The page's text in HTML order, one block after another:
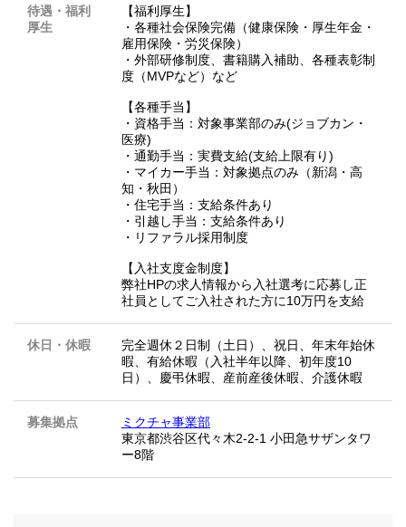
待遇・福利
厚生
【福利厚生】
・各種社会保険完備（健康保険・厚生年金・
雇用保険・労災保険）
・外部研修制度、書籍購入補助、各種表彰制
度（MVPなど）など
【各種手当】
・資格手当：対象事業部のみ(ジョブカン・
医療)
・通勤手当：実費支給(支給上限有り)
・マイカー手当：対象拠点のみ（新潟・高
知・秋田）
・住宅手当：支給条件あり
・引越し手当：支給条件あり
・リファラル採用制度
【入社支度金制度】
弊社HPの求人情報から入社選考に応募し正
社員としてご入社された方に10万円を支給
休日・休暇
完全週休２日制（土日）、祝日、年末年始休
暇、有給休暇（入社半年以降、初年度10
日）、慶弔休暇、産前産後休暇、介護休暇
募集拠点
ミクチャ事業部
東京都渋谷区代々木2-2-1 小田急サザンタワ
ー8階